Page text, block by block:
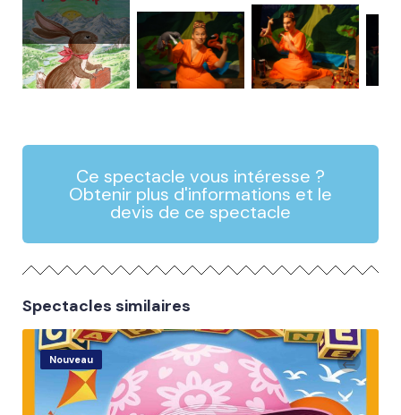
Ce spectacle vous intéresse ?
Obtenir plus d'informations et le
devis de ce spectacle
Spectacles similaires
Nouveau